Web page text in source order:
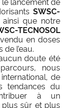
SWSC-
ainsi que notre
TECNOSOL
en doses
l’eau.
doute été
nous
de
tendances du
à un
sûr et plus